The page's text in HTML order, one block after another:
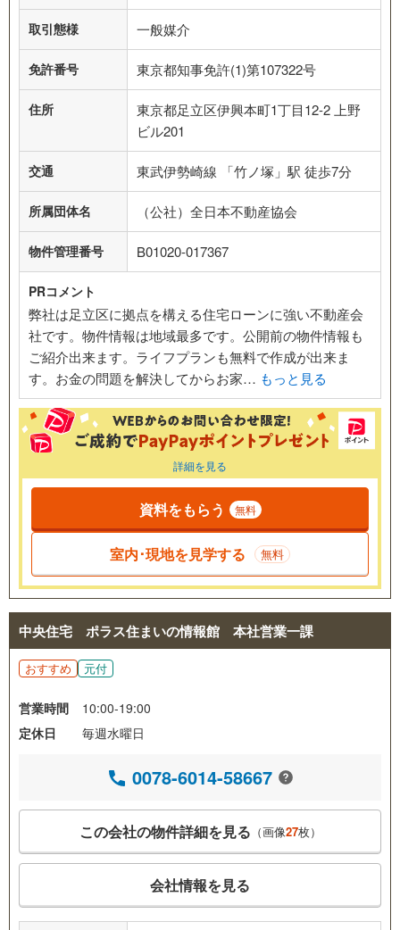
取引態様 一般媒介
免許番号 東京都知事免許(1)第107322号
住所
東京都足立区伊興本町1丁目12-2 上野
ビル201
交通 東武伊勢崎線 「竹ノ塚」駅 徒歩7分
所属団体名 （公社）全日本不動産協会
物件管理番号 B01020-017367
PRコメント
弊社は足立区に拠点を構える住宅ローンに強い不動産会
社です。物件情報は地域最多です。公開前の物件情報も
ご紹介出来ます。ライフプランも無料で作成が出来ま
す。お金の問題を解決してからお家… もっと見る
詳細を見る
資料をもらう 無料
室内･現地を見学する 無料
中央住宅 ポラス住まいの情報館 本社営業一課
おすすめ 元付
営業時間
10:00-19:00
定休日
毎週水曜日
0078-6014-58667
この会社の物件詳細を見る （画像27枚）
会社情報を見る